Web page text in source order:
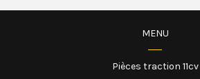
MENU
Pièces traction 11cv